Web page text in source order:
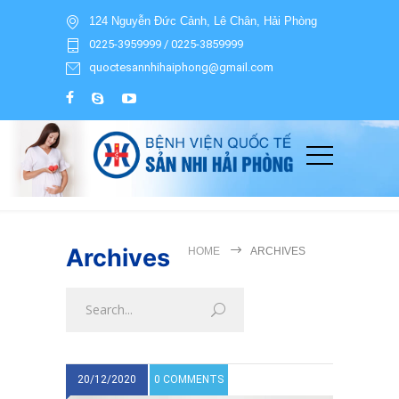
124 Nguyễn Đức Cảnh, Lê Chân, Hải Phòng
0225-3959999 / 0225-3859999
quoctesannhihaiphong@gmail.com
Archives HOME ARCHIVES
20/12/2020 0 COMMENTS